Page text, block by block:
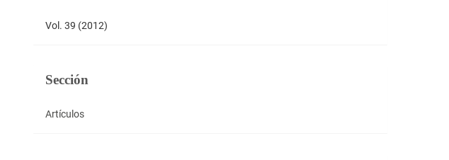
Vol. 39 (2012)
Sección
Artículos